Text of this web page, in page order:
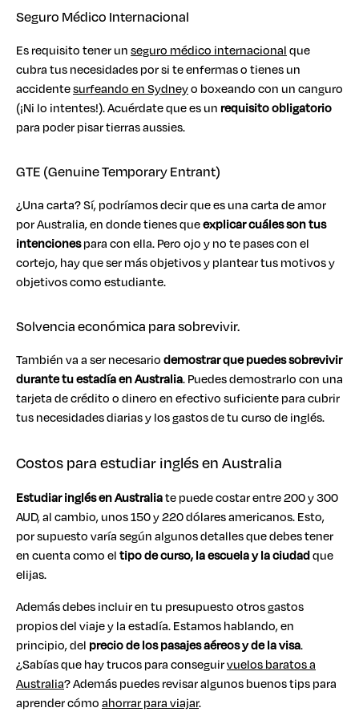
Seguro Médico Internacional
Es requisito tener unseguro médico internacionalque
cubra tus necesidades por si te enfermas o tienes un
accidentesurfeando en Sydneyo boxeando con un canguro
(¡Ni lo intentes!). Acuérdate que es un requisito obligatorio
para poder pisar tierras aussies.
GTE (Genuine Temporary Entrant)
¿Una carta? Sí, podríamos decir que es una carta de amor
por Australia, en donde tienes queexplicar cuáles son tus
intencionespara con ella. Pero ojo y no te pases con el
cortejo, hay que ser más objetivos y plantear tus motivos y
objetivos como estudiante.
Solvencia económica para sobrevivir.
También va a ser necesariodemostrar que puedes sobrevivir
durante tu estadía en Australia. Puedes demostrarlo con una
tarjeta de crédito o dinero en efectivo suficiente para cubrir
tus necesidades diarias y los gastos de tu curso de inglés.
Costos para estudiar inglés en Australia
Estudiar inglés en Australiate puede costar entre 200 y 300
AUD, al cambio, unos 150 y 220 dólares americanos. Esto,
por supuesto varía según algunos detalles que debes tener
en cuenta como eltipo de curso, la escuela y la ciudadque
elijas.
Además debes incluir en tu presupuesto otros gastos
propios del viaje y la estadía. Estamos hablando, en
principio, del precio de los pasajes aéreos y de la visa.
¿Sabías que hay trucos para conseguirvuelos baratos a
Australia? Además puedes revisar algunos buenos tips para
aprender cómoahorrar para viajar.